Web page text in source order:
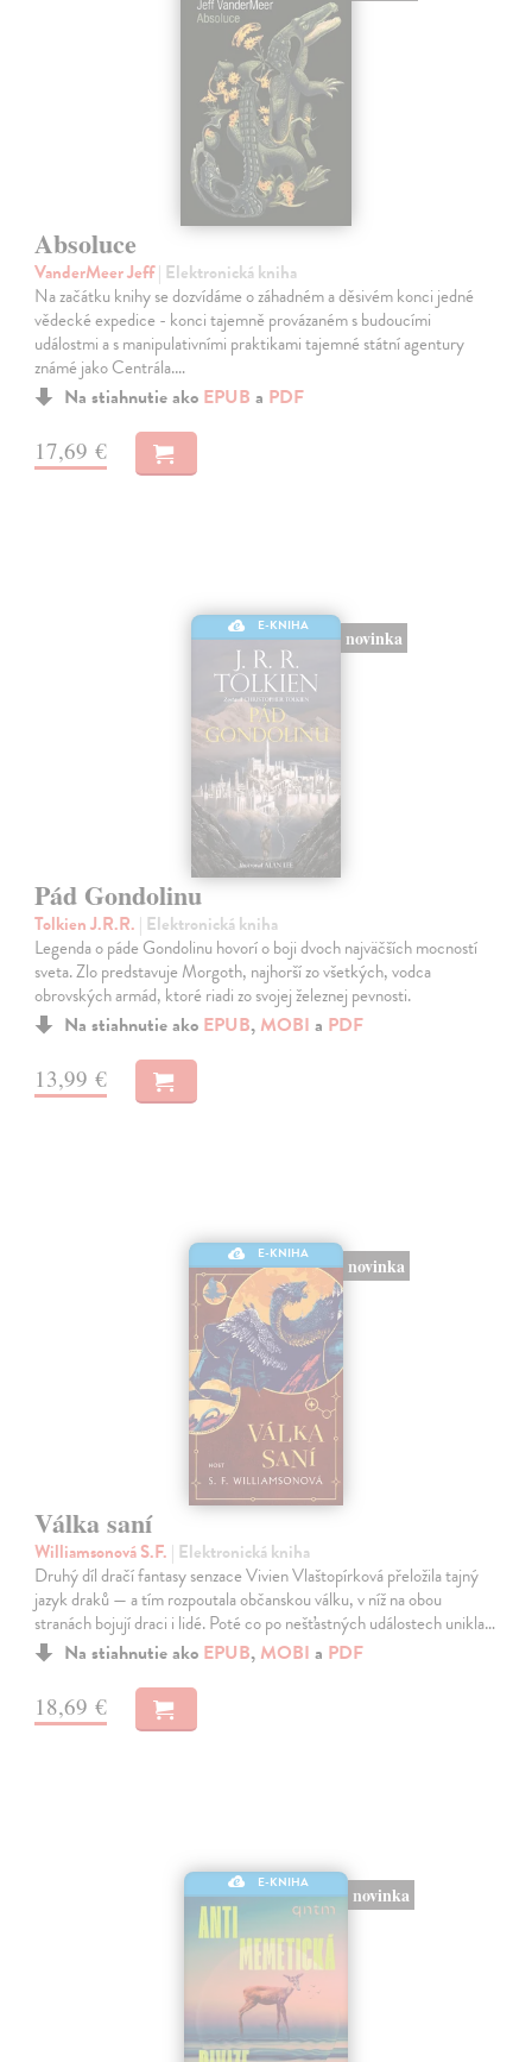
Absoluce
VanderMeer Jeff| Elektronická kniha
Na začátku knihy se dozvídáme o záhadném a děsivém konci jedné
vědecké expedice - konci tajemně provázaném s budoucími
událostmi a s manipulativními praktikami tajemné státní agentury
známé jako Centrála.…
Na stiahnutie ako EPUB a PDF
17,69 €
E-KNIHA
novinka
Pád Gondolinu
Tolkien J.R.R. | Elektronická kniha
Legenda o páde Gondolinu hovorí o boji dvoch najväčších mocností
sveta. Zlo predstavuje Morgoth, najhorší zo všetkých, vodca
obrovských armád, ktoré riadi zo svojej železnej pevnosti.
Na stiahnutie ako EPUB, MOBI a PDF
13,99 €
E-KNIHA
novinka
Válka saní
Williamsonová S.F. | Elektronická kniha
Druhý díl dračí fantasy senzace Vivien Vlaštopírková přeložila tajný
jazyk draků — a tím rozpoutala občanskou válku, v níž na obou
stranách bojují draci i lidé. Poté co po nešťastných událostech unikla…
Na stiahnutie ako EPUB, MOBI a PDF
18,69 €
E-KNIHA
novinka